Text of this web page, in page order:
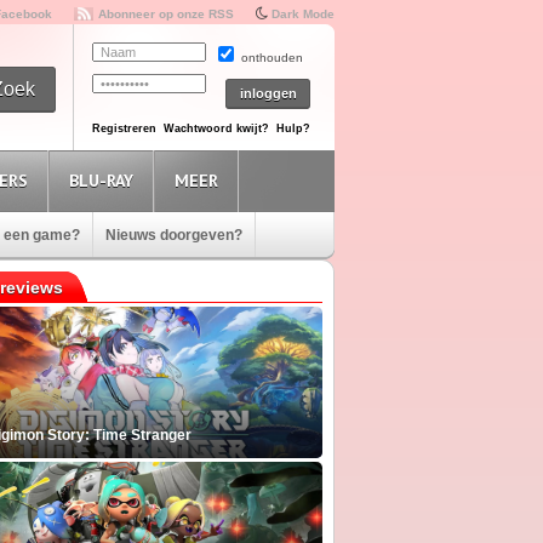
Abonneer op onze RSS Dark Mode
onthouden
Registreren Wachtwoord kwijt? Hulp?
BLU-RAY MEER
een game? Nieuws doorgeven?
Story: Time Stranger